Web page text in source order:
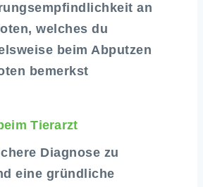
an
welches du
beim Abputzen
bemerkst
Tierarzt
Diagnose zu
eine gründliche